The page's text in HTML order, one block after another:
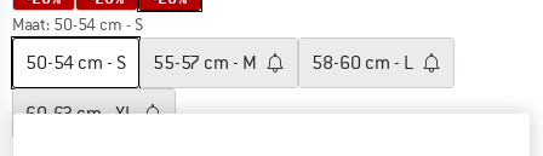
Maat: 50-54 cm - S
50-54 cm - S 55-57 cm - M 58-60 cm - L
60-63 cm - XL